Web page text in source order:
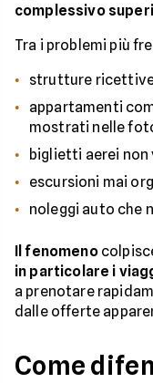
complessivo
Tra i problemi più
strutture
appartamenti
mostrati nelle
biglietti aerei non
escursioni mai
noleggi auto che
Il fenomeno
in particolare i
a prenotare
dalle offerte
Come